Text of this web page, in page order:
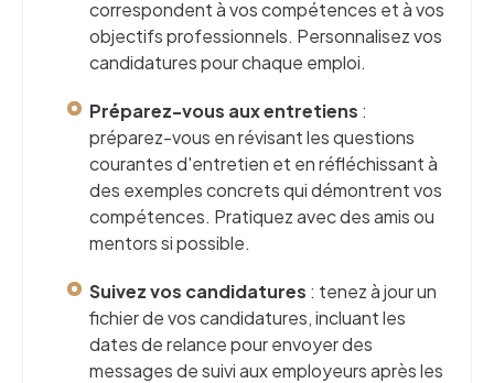
correspondent à vos compétences et à vos
objectifs professionnels. Personnalisez vos
candidatures pour chaque emploi.
Préparez-vous aux entretiens :
préparez-vous en révisant les questions
courantes d'entretien et en réfléchissant à
des exemples concrets qui démontrent vos
compétences. Pratiquez avec des amis ou
mentors si possible.
Suivez vos candidatures : tenez à jour un
fichier de vos candidatures, incluant les
dates de relance pour envoyer des
messages de suivi aux employeurs après les